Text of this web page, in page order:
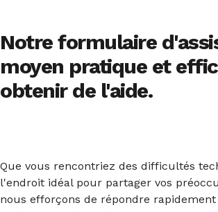
Notre formulaire
moyen pratique et
obtenir de l'aide.
Que vous rencontriez des difficultés
l'endroit idéal pour partager vos
nous efforçons de répondre